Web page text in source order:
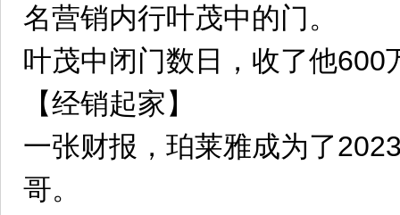
名营销内行叶茂中的门。
叶茂中闭门数日，收了他600
【经销起家】
一张财报，珀莱雅成为了
哥。